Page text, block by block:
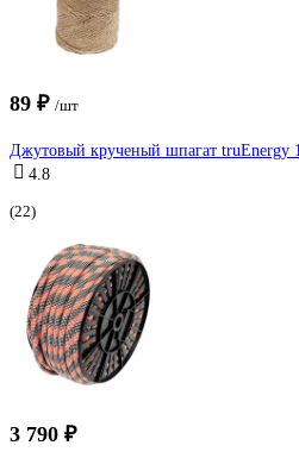
89 ₽ /шт
Джутовый крученый шпагат truEnergy
4.8
(22)
3 790 ₽